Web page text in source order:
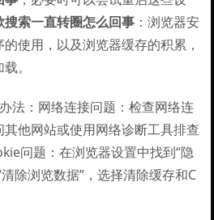
搜索一直转圈怎么回事 ：浏览器安
使用，以及浏览器缓存的积累，
。
法：网络连接问题：检查网络连
他网站或使用网络诊断工具排查
问题：在浏览器设置中找到“隐
除浏览数据”，选择清除缓存和C